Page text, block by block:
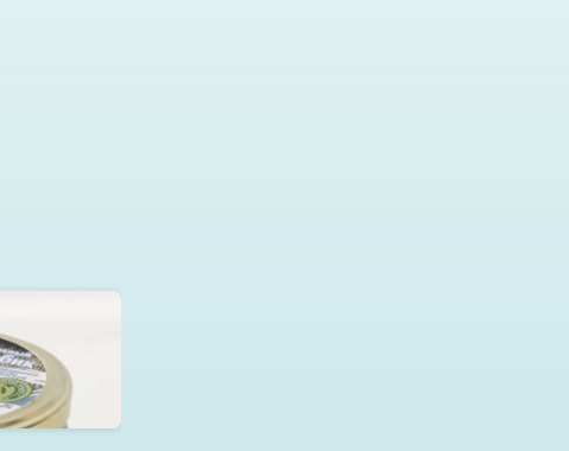
с
220г.